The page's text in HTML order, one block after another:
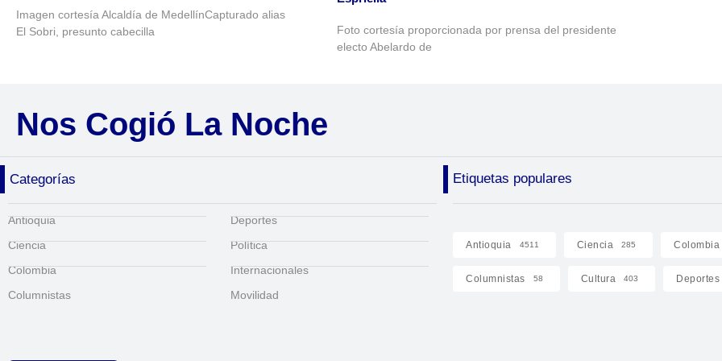
Imagen cortesía Alcaldía de MedellínCapturado alias
El Sobri, presunto cabecilla
Foto cortesía proporcionada por prensa del presidente
electo Abelardo de
Nos Cogió La Noche
Categorías Etiquetas populares
Antioquia
Ciencia
Colombia
Columnistas
Deportes
Política
Internacionales
Movilidad
Antioquia 4511 Ciencia 285 Colombia
Columnistas 58 Cultura 403 Deportes